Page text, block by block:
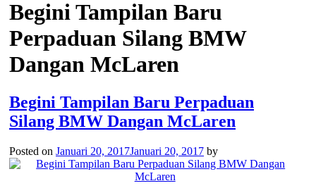
Begini Tampilan Baru
Perpaduan Silang BMW
Dangan McLaren
Begini Tampilan Baru Perpaduan
Silang BMW Dangan McLaren
Posted on Januari 20, 2017Januari 20, 2017 by